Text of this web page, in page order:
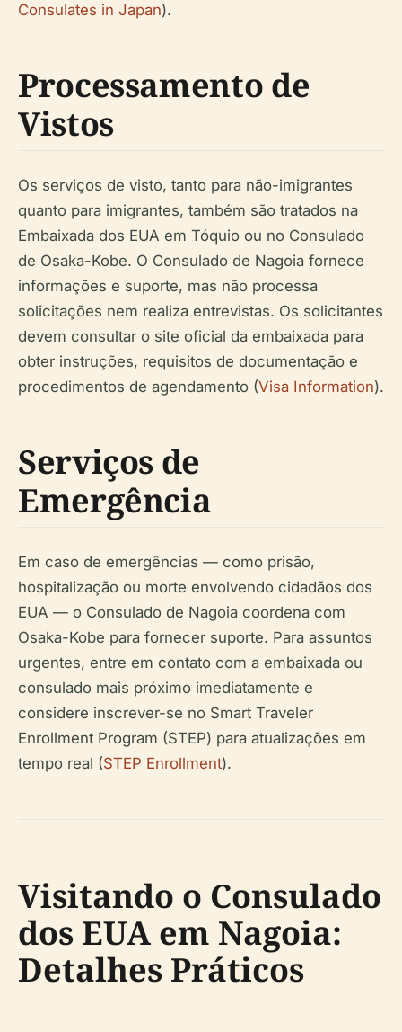
Consulates in Japan).
Processamento de
Vistos
Os serviços de visto, tanto para não-imigrantes
quanto para imigrantes, também são tratados na
Embaixada dos EUA em Tóquio ou no Consulado
de Osaka-Kobe. O Consulado de Nagoia fornece
informações e suporte, mas não processa
solicitações nem realiza entrevistas. Os solicitantes
devem consultar o site oficial da embaixada para
obter instruções, requisitos de documentação e
procedimentos de agendamento (Visa Information).
Serviços de
Emergência
Em caso de emergências — como prisão,
hospitalização ou morte envolvendo cidadãos dos
EUA — o Consulado de Nagoia coordena com
Osaka-Kobe para fornecer suporte. Para assuntos
urgentes, entre em contato com a embaixada ou
consulado mais próximo imediatamente e
considere inscrever-se no Smart Traveler
Enrollment Program (STEP) para atualizações em
tempo real (STEP Enrollment).
Visitando o Consulado
dos EUA em Nagoia:
Detalhes Práticos